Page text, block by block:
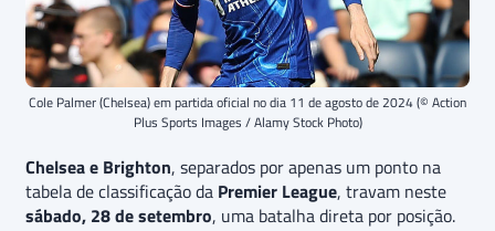
Cole Palmer (Chelsea) em partida oficial no dia 11 de agosto de 2024 (© Action
Plus Sports Images / Alamy Stock Photo)
Chelsea e Brighton, separados por apenas um ponto na
tabela de classificação da Premier League, travam neste
sábado, 28 de setembro, uma batalha direta por posição.